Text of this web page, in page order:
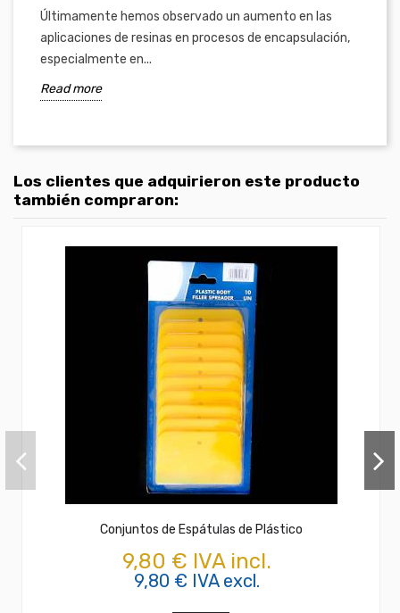
Últimamente hemos observado un aumento en las
aplicaciones de resinas en procesos de encapsulación,
especialmente en...
Read more
Los clientes que adquirieron este producto
también compraron:
Conjuntos de Espátulas de Plástico
9,80 € IVA incl.
9,80 € IVA excl.